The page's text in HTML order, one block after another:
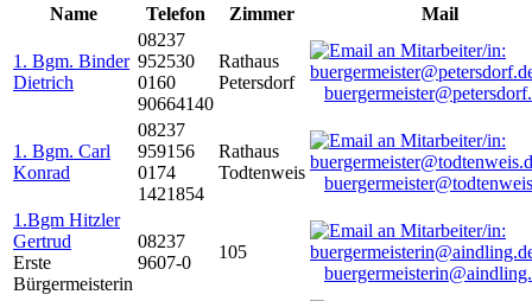
Name
Telefon Zimmer Mail
1. Bgm. Binder
Dietrich
08237
952530
0160
90664140
Rathaus
Petersdorf
1. Bgm. Carl
Konrad
08237
959156
0174
1421854
Rathaus
Todtenweis
1.Bgm Hitzler
Gertrud
Erste
Bürgermeisterin
08237
9607-0
105